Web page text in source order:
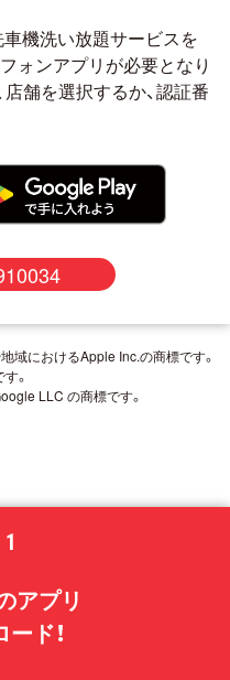
機洗い放題サービスを
ォンアプリが必要となり
舗を選択するか、認証番
域におけるApple Inc.の商標です。
。
LLC の商標です。
アプリ
ド！